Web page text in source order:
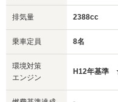
排気量 2388cc
乗車定員 8名
環境対策
エンジン
H12年基準